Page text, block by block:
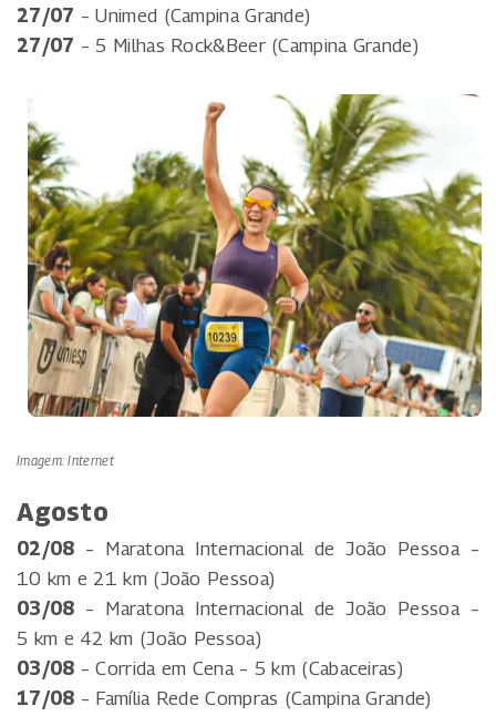
27/07 – Unimed (Campina Grande)
27/07 – 5 Milhas Rock&Beer (Campina Grande)
Imagem: Internet
Agosto
02/08 – Maratona Internacional de João Pessoa –
10 km e 21 km (João Pessoa)
03/08 – Maratona Internacional de João Pessoa –
5 km e 42 km (João Pessoa)
03/08 – Corrida em Cena – 5 km (Cabaceiras)
17/08 – Família Rede Compras (Campina Grande)